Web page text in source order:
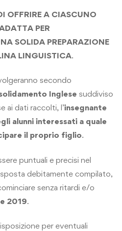
OFFRIRE A CIASCUNO
PER
SOLIDA PREPARAZIONE
LINGUISTICA.
secondo
Inglese suddiviso
ai dati raccolti, l’insegnante
alunni interessati a quale
il proprio figlio.
puntuali e precisi nel
debitamente compilato,
senza ritardi e/o
2019.
per eventuali